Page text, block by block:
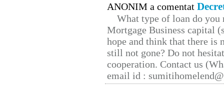
ANONIM a comentat
What type of loan do you
Mortgage Business capital
hope and think that there is
still not gone? Do not
cooperation. Contact us
email id :